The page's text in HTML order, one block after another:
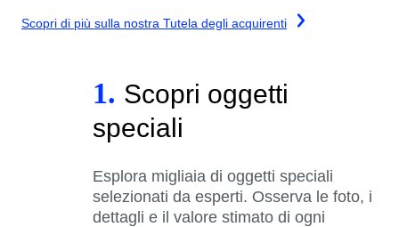
Scopri di più sulla nostra Tutela degli acquirenti
1. Scopri oggetti
speciali
Esplora migliaia di oggetti speciali
selezionati da esperti. Osserva le foto, i
dettagli e il valore stimato di ogni